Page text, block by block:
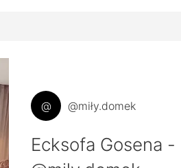
@ @miły.domek
Ecksofa Gosena -